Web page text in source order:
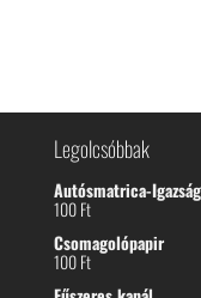
Legolcsóbbak
Autósmatrica-
100Ft
Csomagolópapir
100Ft